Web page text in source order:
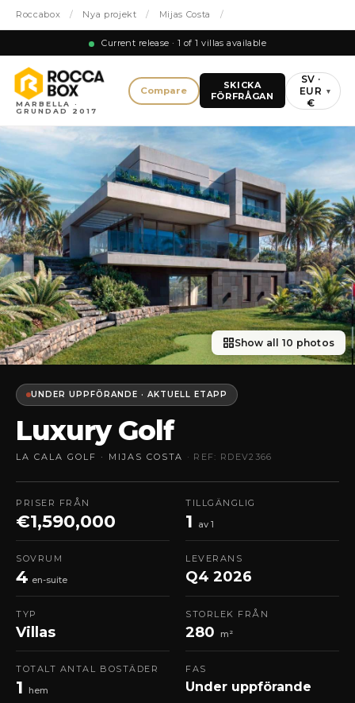
Roccabox / Nya projekt / Mijas Costa /
Current release · 1 of 1 villas available
MARBELLA ·
GRUNDAD 2017
Compare
SKICKA
FÖRFRÅGAN
SV ·
EUR
€
▾
Show all 10 photos
UNDER UPPFÖRANDE · AKTUELL ETAPP
Luxury Golf
LA CALA GOLF · MIJAS COSTA · REF: RDEV2366
PRISER FRÅN
€1,590,000
TILLGÄNGLIG
1 av 1
SOVRUM
4 en-suite
LEVERANS
Q4 2026
TYP
Villas
STORLEK FRÅN
280 m²
TOTALT ANTAL BOSTÄDER
1 hem
FAS
Under uppförande